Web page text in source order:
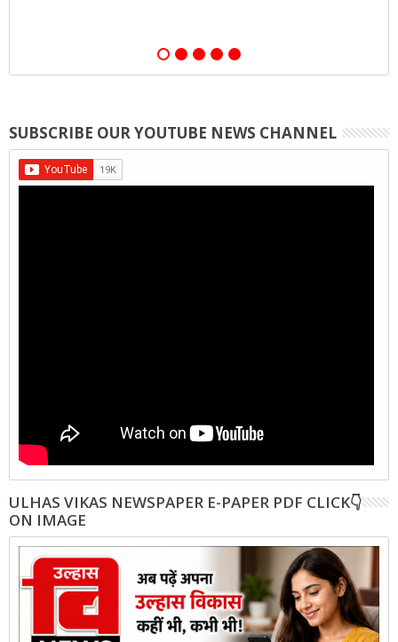
SUBSCRIBE OUR YOUTUBE NEWS CHANNEL
ULHAS VIKAS NEWSPAPER E-PAPER PDF CLICK👇
ON IMAGE